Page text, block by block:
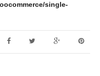
single-